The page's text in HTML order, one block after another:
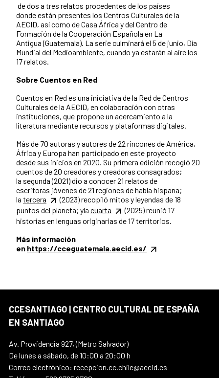
de dos a tres relatos procedentes de los países
donde están presentes los Centros Culturales de la
AECID, así como de Casa África y del Centro de
Formación de la Cooperación Española en La
Antigua (Guatemala). La serie culminará el 5 de junio, Día
Mundial del Medioambiente, cuando ya estarán al aire los
17 relatos.
Sobre Cuentos en Red
Cuentos en Red es una iniciativa de la Red de Centros
Culturales de la AECID, en colaboración con otras
instituciones, que propone un acercamiento a la
literatura mediante recursos y plataformas digitales.
Más de 70 autoras y autores de 22 rincones de América,
África y Europa han participado en este proyecto
desde sus inicios en 2020. Su primera edición recogió 20
cuentos de 20 creadores y creadoras consagrados;
la segunda (2021) dio a conocer 21 relatos de
escritoras jóvenes de 21 regiones de habla hispana;
la tercera
(2023) recopiló mitos y leyendas de 18
puntos del planeta; yla cuarta
(2025) reunió 17
historias en lenguas originarias de 17 territorios.
Más información
en https://cceguatemala.aecid.es/
CCESANTIAGO | CENTRO CULTURAL DE ESPAÑA
EN SANTIAGO
Av. Providencia 927, (Metro Salvador)
De lunes a sábado, de 10:00 a 20:00 h
Correo electrónico: recepcion.cc.chile@aecid.es